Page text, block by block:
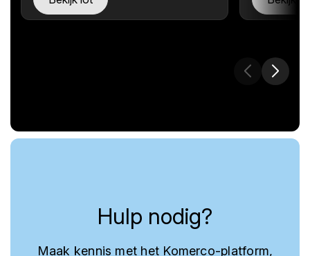
Hulp nodig?
Maak kennis met het Komerco-platform,